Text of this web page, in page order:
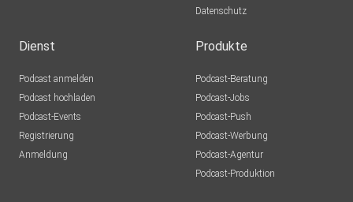
Datenschutz
Dienst
Podcast anmelden
Podcast hochladen
Podcast-Events
Registrierung
Anmeldung
Produkte
Podcast-Beratung
Podcast-Jobs
Podcast-Push
Podcast-Werbung
Podcast-Agentur
Podcast-Produktion